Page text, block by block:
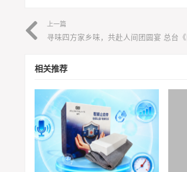
上一篇
相关推荐